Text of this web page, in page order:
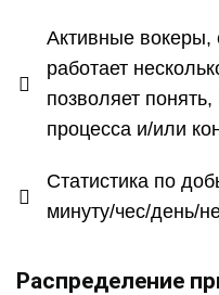
Активные вокеры,
работает
позволяет
процесса и/или
Статистика по
минуту/чес/день/
Распределение